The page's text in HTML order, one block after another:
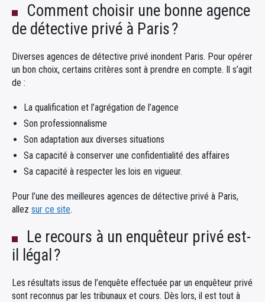
Comment choisir une bonne agence
de détective privé à Paris ?
Diverses agences de détective privé inondent Paris. Pour opérer
un bon choix, certains critères sont à prendre en compte. Il s’agit
de :
La qualification et l’agrégation de l’agence
Son professionnalisme
Son adaptation aux diverses situations
Sa capacité à conserver une confidentialité des affaires
Sa capacité à respecter les lois en vigueur.
Pour l’une des meilleures agences de détective privé à Paris,
allez sur ce site.
Le recours à un enquêteur privé est-
il légal ?
Les résultats issus de l’enquête effectuée par un enquêteur privé
sont reconnus par les tribunaux et cours. Dès lors, il est tout à